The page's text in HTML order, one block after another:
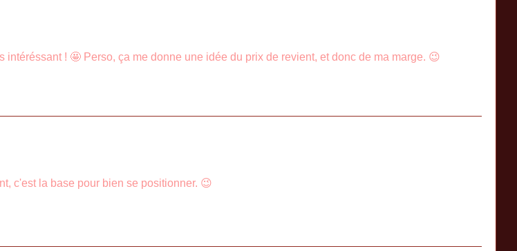
! 🤩 Perso, ça me donne une idée du prix de revient, et donc de ma marge. 😉
c'est la base pour bien se positionner. 😉